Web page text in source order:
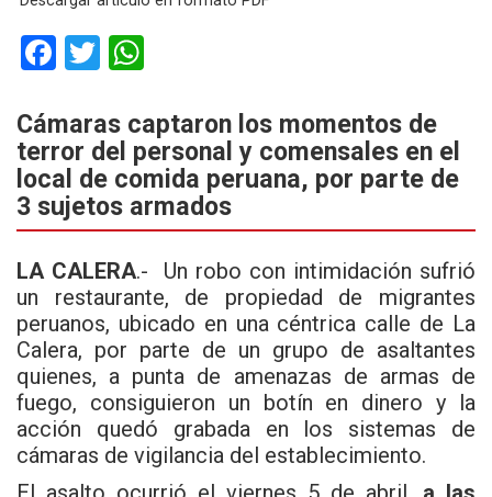
F
ce
b
o
o
k
T
tt
er
at
s
A
p
p
Cámaras captaron los momentos de
terror del personal y comensales en el
local de comida peruana, por parte de
3 sujetos armados
LA CALERA.- Un robo con intimidación sufrió
un restaurante, de propiedad de migrantes
peruanos, ubicado en una céntrica calle de La
Calera, por parte de un grupo de asaltantes
quienes, a punta de amenazas de armas de
fuego, consiguieron un botín en dinero y la
acción quedó grabada en los sistemas de
cámaras de vigilancia del establecimiento.